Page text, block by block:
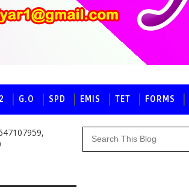
G.O SPD EMIS TET FORMS